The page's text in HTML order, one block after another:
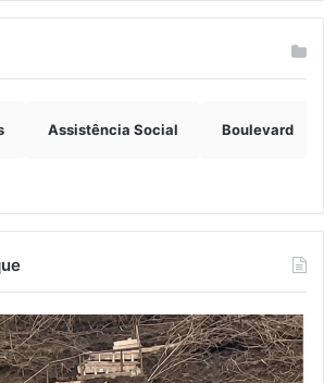
Assistência Social Boulevard